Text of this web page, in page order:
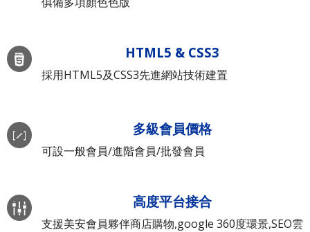
HTML5 & CSS3
採用HTML5及CSS3先進網站技術建置
多級會員價格
可設一般會員/進階會員/批發會員
高度平台接合
支援美安會員夥伴商店購物,google 360度環景,SEO雲